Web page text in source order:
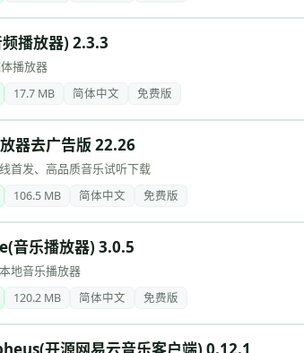
播放器) 2.3.3
播放器
17.7 MB 简体中文 免费版
器去广告版 22.26
首发、高品质音乐试听下载
106.5 MB 简体中文 免费版
音乐播放器) 3.0.5
地音乐播放器
120.2 MB 简体中文 免费版